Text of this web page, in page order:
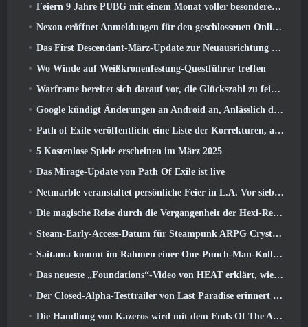
Feiern 9 Jahre PUBG mit einem Monat voller besonderer Aktivitäten
Nexon eröffnet Anmeldungen für den geschlossenen Online-Test von MapleStory Classic World im April
Das First Descendant-März-Update zur Neuausrichtung von Sharen und zur Einführung neuer Inhalte
Wo Winde auf Weißkronenfestung-Questführer treffen
Warframe bereitet sich darauf vor, die Glückszahl zu feiern 13 Mit Jubiläumsveranstaltungen
Google kündigt Änderungen an Android an, Anlässlich der Rückkehr von Fortnite in den Play Store
Path of Exile veröffentlicht eine Liste der Korrekturen, an denen nach dem Start von Mirage gearbeitet wird
5 Kostenlose Spiele erscheinen im März 2025
Das Mirage-Update von Path Of Exile ist live
Netmarble veranstaltet persönliche Feier in L.A. Vor sieben Todsünden: Origin-Start
Die magische Reise durch die Vergangenheit der Hexi-Region beginnt dort, wo heute Winde aufeinander treffen
Steam-Early-Access-Datum für Steampunk ARPG Crystalfall bekannt gegeben
Saitama kommt im Rahmen einer One-Punch-Man-Kollaborationsveranstaltung zu MapleStory
Das neueste „Foundations“-Video von HEAT erklärt, wie Agenten und Panzer zusammenarbeiten
Der Closed-Alpha-Testtrailer von Last Paradise erinnert uns daran, wie es wirklich ist, die Zombie-Apokalypse zu überleben
Die Handlung von Kazeros wird mit dem Ends Of The Abyss-Update von Lost Ark abgeschlossen